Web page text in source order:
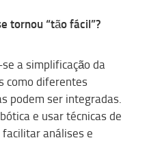
tornou “tão fácil”?
a simplificação da
como diferentes
podem ser integradas.
e usar técnicas de
análises e